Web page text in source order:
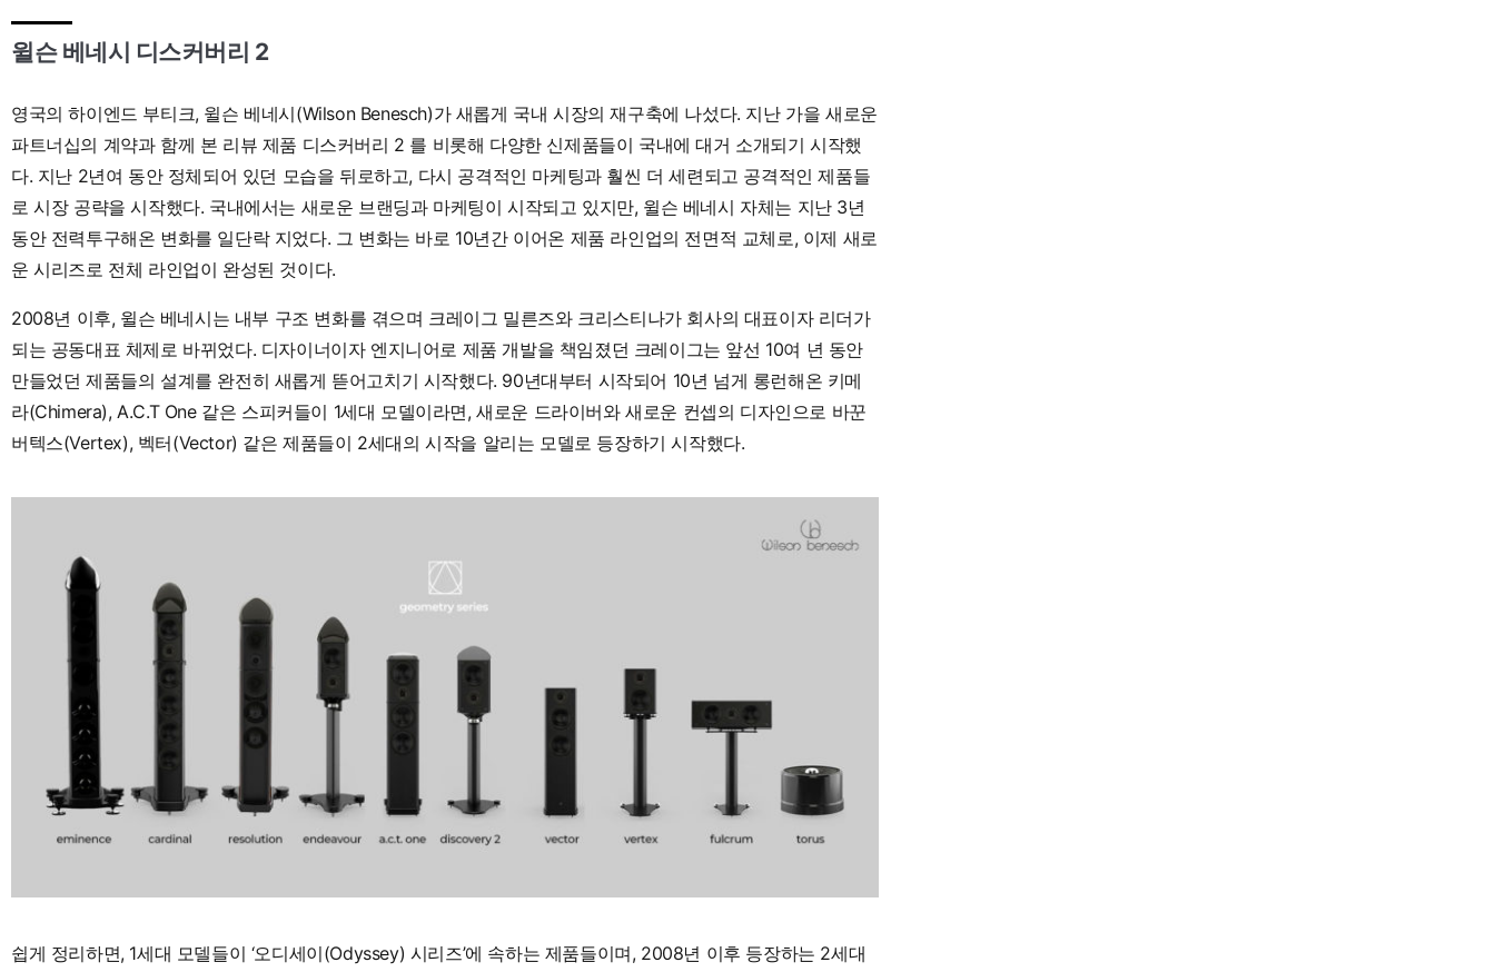
윌슨 베네시 디스커버리 2
영국의 하이엔드 부티크, 윌슨 베네시(Wilson Benesch)가 새롭게 국내 시장의 재구축에 나섰다. 지난 가을 새로운
파트너십의 계약과 함께 본 리뷰 제품 디스커버리 2 를 비롯해 다양한 신제품들이 국내에 대거 소개되기 시작했
다. 지난 2년여 동안 정체되어 있던 모습을 뒤로하고, 다시 공격적인 마케팅과 훨씬 더 세련되고 공격적인 제품들
로 시장 공략을 시작했다. 국내에서는 새로운 브랜딩과 마케팅이 시작되고 있지만, 윌슨 베네시 자체는 지난 3년
동안 전력투구해온 변화를 일단락 지었다. 그 변화는 바로 10년간 이어온 제품 라인업의 전면적 교체로, 이제 새로
운 시리즈로 전체 라인업이 완성된 것이다.
2008년 이후, 윌슨 베네시는 내부 구조 변화를 겪으며 크레이그 밀른즈와 크리스티나가 회사의 대표이자 리더가
되는 공동대표 체제로 바뀌었다. 디자이너이자 엔지니어로 제품 개발을 책임졌던 크레이그는 앞선 10여 년 동안
만들었던 제품들의 설계를 완전히 새롭게 뜯어고치기 시작했다. 90년대부터 시작되어 10년 넘게 롱런해온 키메
라(Chimera), A.C.T One 같은 스피커들이 1세대 모델이라면, 새로운 드라이버와 새로운 컨셉의 디자인으로 바꾼
버텍스(Vertex), 벡터(Vector) 같은 제품들이 2세대의 시작을 알리는 모델로 등장하기 시작했다.
쉽게 정리하면, 1세대 모델들이 ‘오디세이(Odyssey) 시리즈’에 속하는 제품들이며, 2008년 이후 등장하는 2세대